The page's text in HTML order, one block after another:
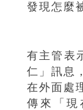
發現怎麼
有主管表
仁」訊息
在外面處
傳來「現